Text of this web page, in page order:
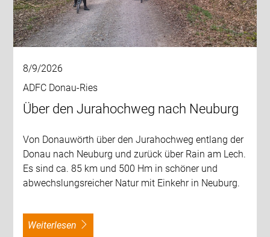
8/9/2026
ADFC Donau-Ries
Über den Jurahochweg nach Neuburg
Von Donauwörth über den Jurahochweg entlang der
Donau nach Neuburg und zurück über Rain am Lech.
Es sind ca. 85 km und 500 Hm in schöner und
abwechslungsreicher Natur mit Einkehr in Neuburg.
weiterlesen